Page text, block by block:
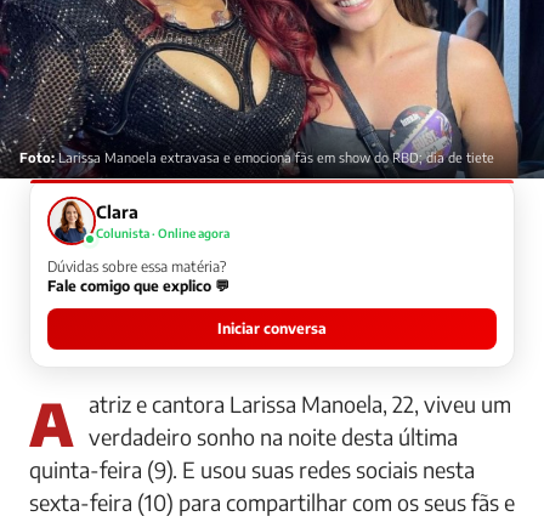
Foto:Larissa Manoela extravasa e emociona fãs em show do RBD; dia de tiete
Clara
Colunista · Online agora
Dúvidas sobre essa matéria?
Fale comigo que explico 💬
Iniciar conversa
A atriz e cantora Larissa Manoela, 22, viveu um verdadeiro sonho na noite desta última
quinta-feira (9). E usou suas redes sociais nesta
sexta-feira (10) para compartilhar com os seus fãs e